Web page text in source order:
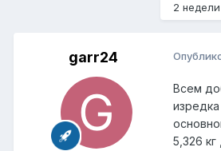
2 недели
garr24
Всем
5,326